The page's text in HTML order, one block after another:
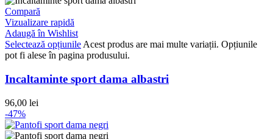
Compară
Vizualizare rapidă
Adaugă în Wishlist
Selectează opțiunile Acest produs are mai multe variații. Opțiunile
pot fi alese în pagina produsului.
Incaltaminte sport dama albastri
96,00 lei
-47%